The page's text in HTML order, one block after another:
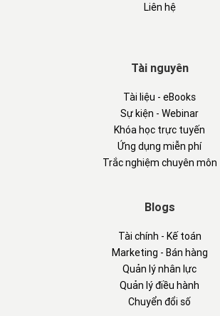
Liên hệ
Tài nguyên
Tài liệu - eBooks
Sự kiện - Webinar
Khóa học trực tuyến
Ứng dụng miễn phí
Trắc nghiệm chuyên môn
Blogs
Tài chính - Kế toán
Marketing - Bán hàng
Quản lý nhân lực
Quản lý điều hành
Chuyển đổi số